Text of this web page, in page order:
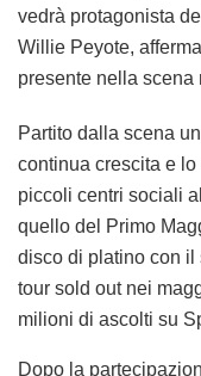
vedrà protagonista
Willie Peyote,
presente nella
Partito dalla scena
continua crescita e
piccoli centri sociali
quello del Primo
disco di platino con il
tour sold out nei
milioni di ascolti su
Dopo la